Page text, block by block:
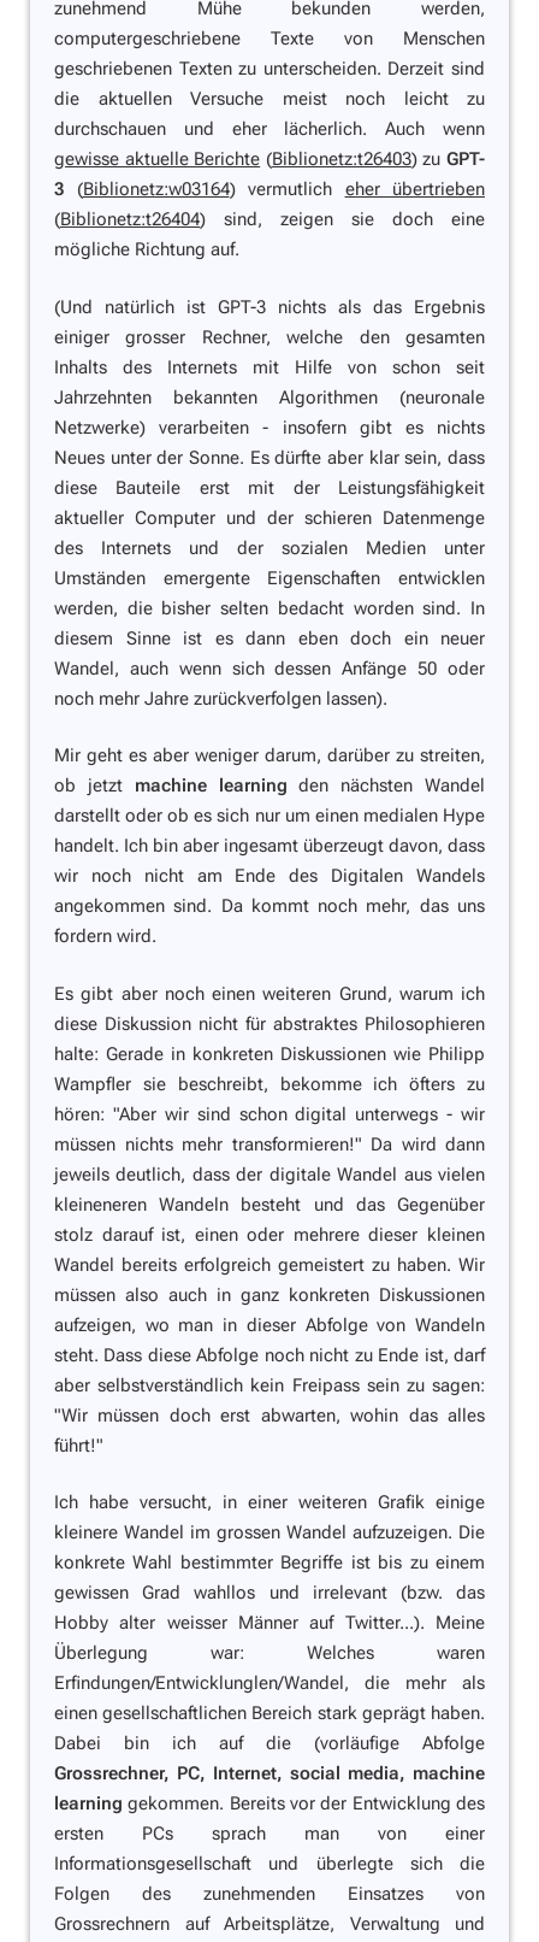
zunehmend Mühe bekunden werden,
computergeschriebene Texte von Menschen
geschriebenen Texten zu unterscheiden. Derzeit sind
die aktuellen Versuche meist noch leicht zu
durchschauen und eher lächerlich. Auch wenn
gewisse aktuelle Berichte (Biblionetz:t26403) zuGPT-
3 (Biblionetz:w03164) vermutlich eher übertrieben
(Biblionetz:t26404) sind, zeigen sie doch eine
mögliche Richtung auf.
(Und natürlich ist GPT-3 nichts als das Ergebnis
einiger grosser Rechner, welche den gesamten
Inhalts des Internets mit Hilfe von schon seit
Jahrzehnten bekannten Algorithmen (neuronale
Netzwerke) verarbeiten - insofern gibt es nichts
Neues unter der Sonne. Es dürfte aber klar sein, dass
diese Bauteile erst mit der Leistungsfähigkeit
aktueller Computer und der schieren Datenmenge
des Internets und der sozialen Medien unter
Umständen emergente Eigenschaften entwicklen
werden, die bisher selten bedacht worden sind. In
diesem Sinne ist es dann eben doch ein neuer
Wandel, auch wenn sich dessen Anfänge 50 oder
noch mehr Jahre zurückverfolgen lassen).
Mir geht es aber weniger darum, darüber zu streiten,
ob jetzt machine learning den nächsten Wandel
darstellt oder ob es sich nur um einen medialen Hype
handelt. Ich bin aber ingesamt überzeugt davon, dass
wir noch nicht am Ende des Digitalen Wandels
angekommen sind. Da kommt noch mehr, das uns
fordern wird.
Es gibt aber noch einen weiteren Grund, warum ich
diese Diskussion nicht für abstraktes Philosophieren
halte: Gerade in konkreten Diskussionen wie Philipp
Wampfler sie beschreibt, bekomme ich öfters zu
hören: "Aber wir sind schon digital unterwegs - wir
müssen nichts mehr transformieren!" Da wird dann
jeweils deutlich, dass der digitale Wandel aus vielen
kleineneren Wandeln besteht und das Gegenüber
stolz darauf ist, einen oder mehrere dieser kleinen
Wandel bereits erfolgreich gemeistert zu haben. Wir
müssen also auch in ganz konkreten Diskussionen
aufzeigen, wo man in dieser Abfolge von Wandeln
steht. Dass diese Abfolge noch nicht zu Ende ist, darf
aber selbstverständlich kein Freipass sein zu sagen:
"Wir müssen doch erst abwarten, wohin das alles
führt!"
Ich habe versucht, in einer weiteren Grafik einige
kleinere Wandel im grossen Wandel aufzuzeigen. Die
konkrete Wahl bestimmter Begriffe ist bis zu einem
gewissen Grad wahllos und irrelevant (bzw. das
Hobby alter weisser Männer auf Twitter...). Meine
Überlegung war: Welches waren
Erfindungen/Entwicklunglen/Wandel, die mehr als
einen gesellschaftlichen Bereich stark geprägt haben.
Dabei bin ich auf die (vorläufige Abfolge
Grossrechner, PC, Internet, social media, machine
learning gekommen. Bereits vor der Entwicklung des
ersten PCs sprach man von einer
Informationsgesellschaft und überlegte sich die
Folgen des zunehmenden Einsatzes von
Grossrechnern auf Arbeitsplätze, Verwaltung und